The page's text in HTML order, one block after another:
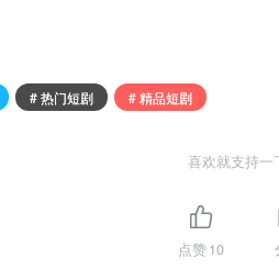
# 热门短剧 # 精品短剧
喜欢就支持一
点赞10